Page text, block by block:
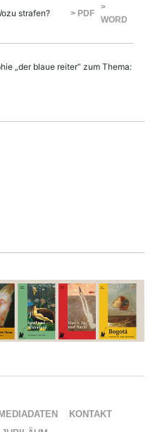
strafen? > PDF
>
WORD
„der blaue reiter“ zum Thema:
MEDIADATEN
KONTAKT